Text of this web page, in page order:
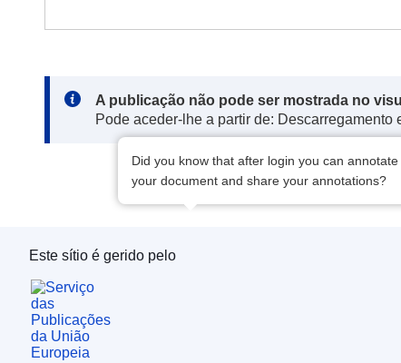
Note:
A publicação não pode ser mostrada no
Pode aceder-lhe a partir de: Descarregamento
Did you know that after login you can annotate
your document and share your annotations?
Serviço das Publicações da União Europeia
Este sítio é gerido pelo